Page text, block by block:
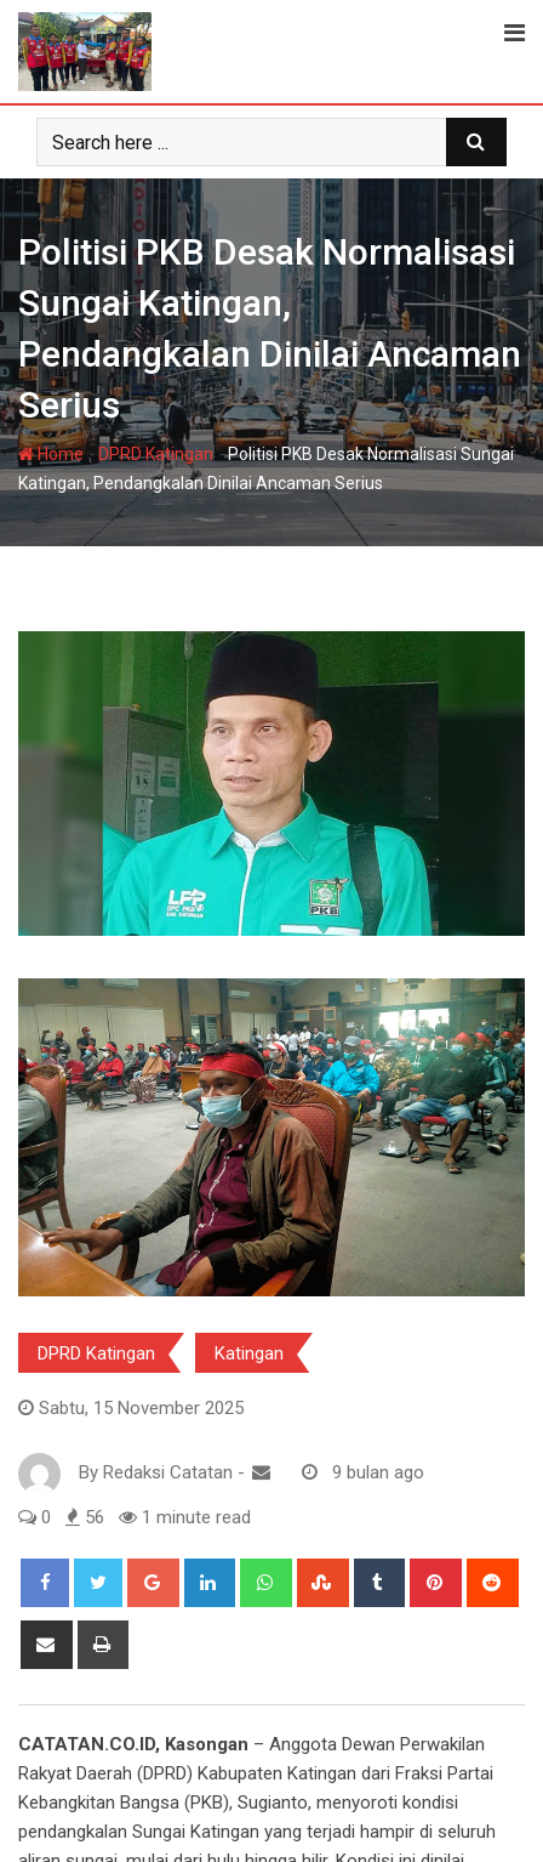
Skip
content
Politisi PKB Desak Normalisasi
Sungai Katingan,
Pendangkalan Dinilai Ancaman
Serius
Home-DPRD Katingan-Politisi PKB Desak Normalisasi Sungai
Katingan, Pendangkalan Dinilai Ancaman Serius
DPRD Katingan Katingan
Sabtu, 15 November 2025
By Redaksi Catatan - 9 bulan ago
0 56 1 minute read
Google+ LinkedIn WhatsappStumbleUpon
Tumblr Pinterest
Share
CATATAN.CO.ID, Kasongan – Anggota Dewan Perwakilan
Rakyat Daerah (DPRD) Kabupaten Katingan dari Fraksi Partai
Kebangkitan Bangsa (PKB), Sugianto, menyoroti kondisi
pendangkalan Sungai Katingan yang terjadi hampir di seluruh